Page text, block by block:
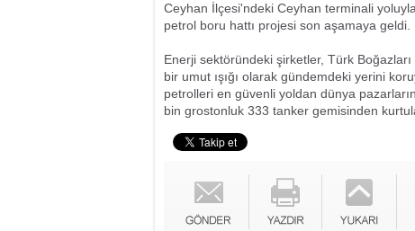
Ceyhan İlçesi'ndeki Ceyhan terminali
petrol boru hattı projesi son aşamaya geldi.
Enerji sektöründeki şirketler, Türk
bir umut ışığı olarak gündemdeki yerini
petrolleri en güvenli yoldan dünya
bin grostonluk 333 tanker gemisinden